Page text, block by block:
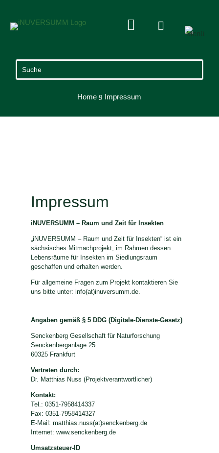
 
Home 9 Impressum
Impressum
iNUVERSUMM – Raum und Zeit für Insekten
„iNUVERSUMM – Raum und Zeit für Insekten“ ist ein
sächsisches Mitmachprojekt, im Rahmen dessen
Lebensräume für Insekten im Siedlungsraum
geschaffen und erhalten werden.
Für allgemeine Fragen zum Projekt kontaktieren Sie
uns bitte unter: info(at)inuversumm.de.
Angaben gemäß § 5 DDG (Digitale-Dienste-Gesetz)
Senckenberg Gesellschaft für Naturforschung
Senckenberganlage 25
60325 Frankfurt
Vertreten durch:
Dr. Matthias Nuss (Projektverantwortlicher)
Kontakt:
Tel.: 0351-7958414337
Fax: 0351-7958414327
E-Mail: matthias.nuss(at)senckenberg.de
Internet: www.senckenberg.de
Umsatzsteuer-ID